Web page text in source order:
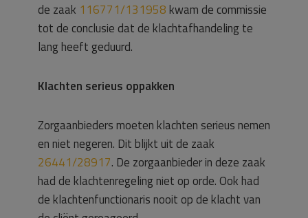
de zaak 116771/131958kwam de commissie
tot de conclusie dat de klachtafhandeling te
lang heeft geduurd.
Klachten serieus oppakken
Zorgaanbieders moeten klachten serieus nemen
en niet negeren. Dit blijkt uit de zaak
26441/28917. De zorgaanbieder in deze zaak
had de klachtenregeling niet op orde. Ook had
de klachtenfunctionaris nooit op de klacht van